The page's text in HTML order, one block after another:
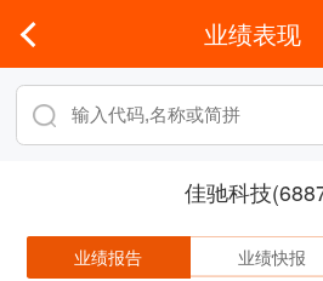
业绩表现
佳驰科技
业绩报告 业绩快报